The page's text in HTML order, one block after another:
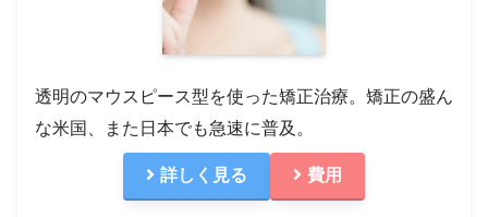
透明のマウスピース型を使った矯正治療。矯正の盛ん
な米国、また日本でも急速に普及。
詳しく見る 費用